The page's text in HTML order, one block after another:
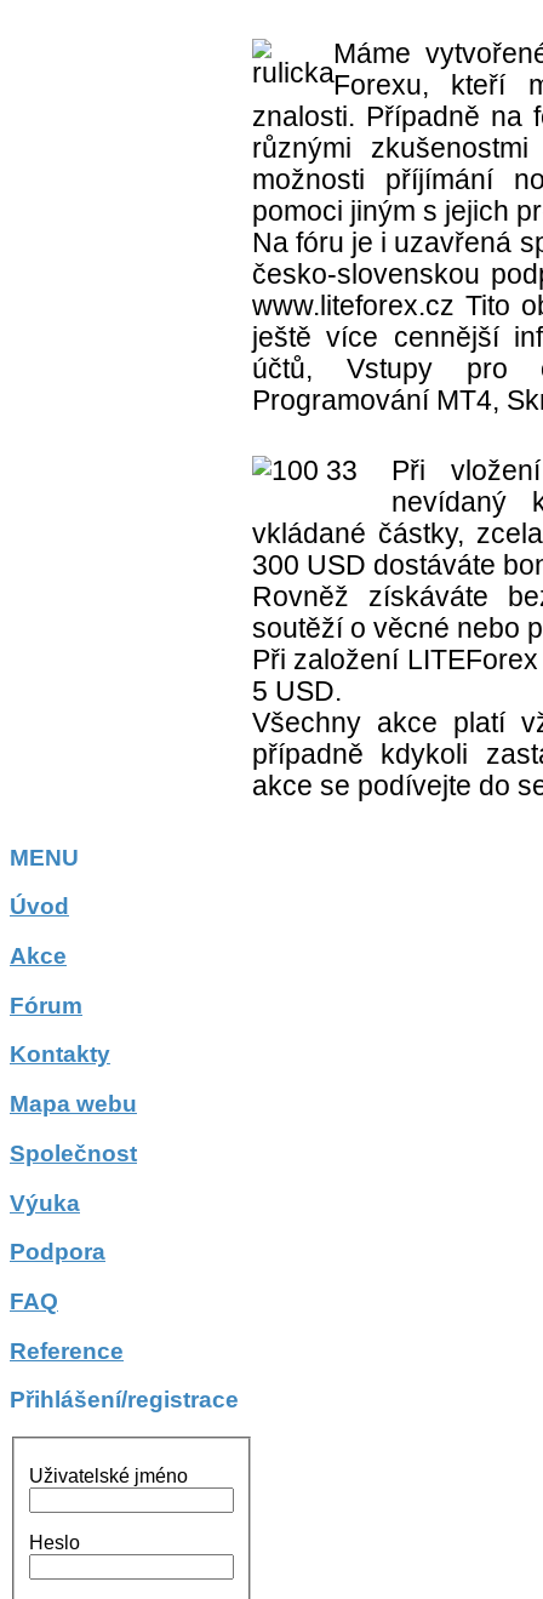
Máme
Forexu, kteří
znalosti. Případně na
různými
možnosti příjímání
pomoci jiným s jejich
Na fóru je i uzavřená
česko-slovenskou
www.liteforex.cz Tito
ještě více cennější
účtů, Vstupy pro
Programování MT4,
Při
nevídaný
vkládané částky,
300 USD dostáváte
Rovněž získáváte
soutěží o věcné nebo
Při založení
5 USD.
Všechny akce platí
případně kdykoli
akce se podívejte do
MENU
Úvod
Akce
Fórum
Kontakty
Mapa webu
Společnost
Výuka
Podpora
FAQ
Reference
Přihlášení/registrace
Uživatelské jméno
Heslo